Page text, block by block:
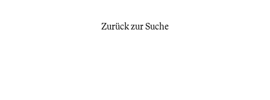
Zurück zur Suche